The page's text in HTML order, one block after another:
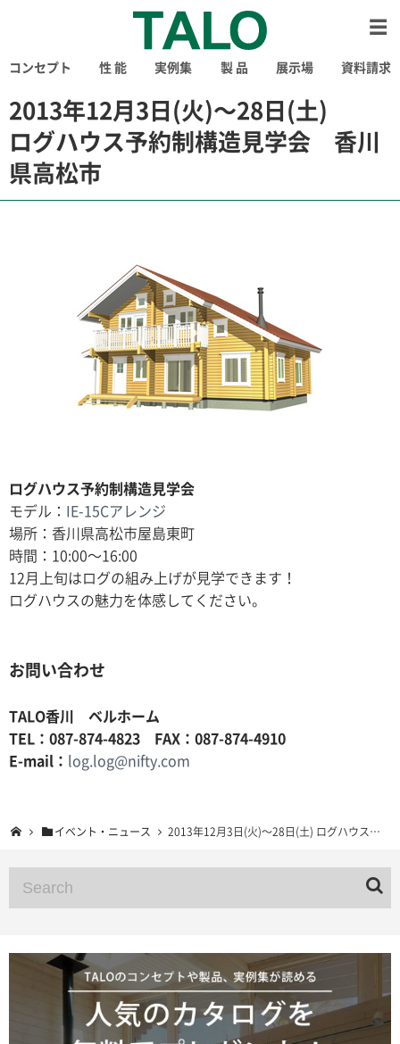
コンセプト 性 能 実例集 製 品 展示場 資料請求
2013年12月3日(火)〜28日(土)
ログハウス予約制構造見学会 香川
県高松市
ログハウス予約制構造見学会
モデル： IE-15Cアレンジ
場所：香川県高松市屋島東町
時間：10:00〜16:00
12月上旬はログの組み上げが見学できます！
ログハウスの魅力を体感してください。
お問い合わせ
TALO香川 ベルホーム
TEL：087-874-4823 FAX：087-874-4910
E-mail： log.log@nifty.com
イベント・ニュース 2013年12月3日(火)〜28日(土) ログハウス予約制構造見学会 香川県高松市